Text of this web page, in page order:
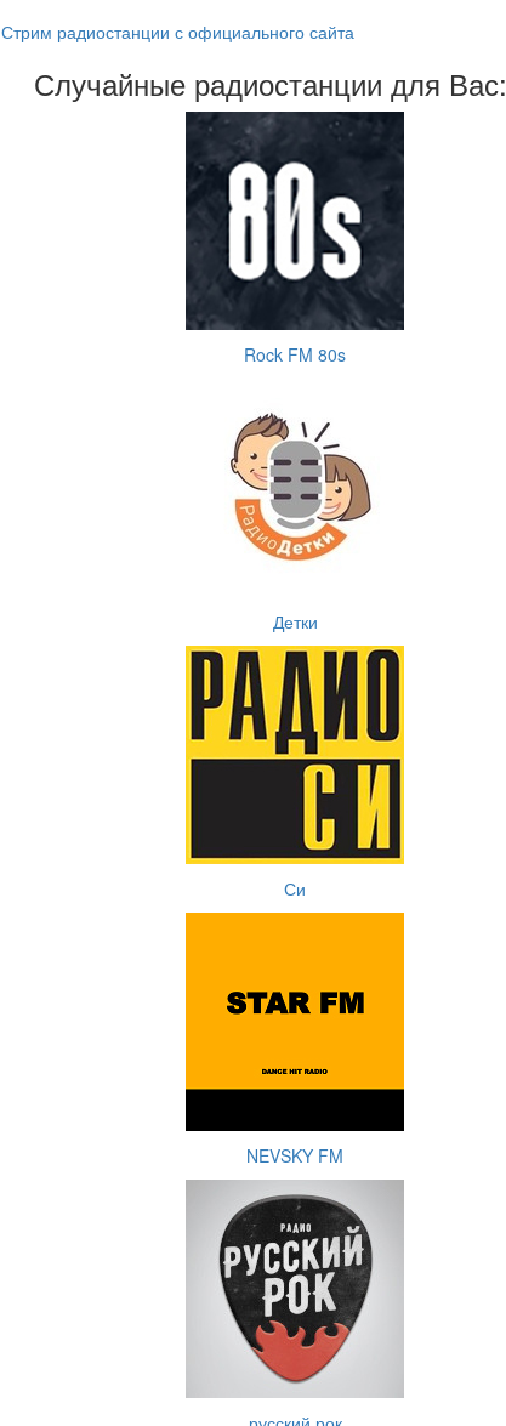
Стрим радиостанции с официального сайта
Случайные радиостанции для Вас:
Rock FM 80s
Детки
Си
NEVSKY FM